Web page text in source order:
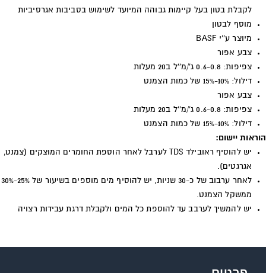
לקבלת בטון בעל קיימות גבוהה המיועד לשימוש בסביבות אגרסיביות
מוסף לבטון
מיוצר ע''י BASF
צבע אפור
צפיפות: 0.6-0.8 ג'/מ''ל ב20 מעלות
דילול: 10%-15% של כמות הצמנט
צבע אפור
צפיפות: 0.6-0.8 ג'/מ''ל ב20 מעלות
דילול: 10%-15% של כמות הצמנט
הוראות יישום:
יש להוסיף ראובילד TDS
לערבל לאחר הוספת החומרים המוצקים (צמנט,
אגרגטים).
לאחר ערבוב של כ-30 שניות, יש להוסיף מים מוספים בשיעור של 25%-30%
ממשקל הצמנט.
יש להמשיך לערבב עד להוספת כל המים ולקבלת דרגת עבידות רצויה